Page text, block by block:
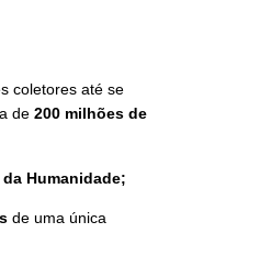
coletores até se
de 200 milhões de
Humanidade;
de uma única